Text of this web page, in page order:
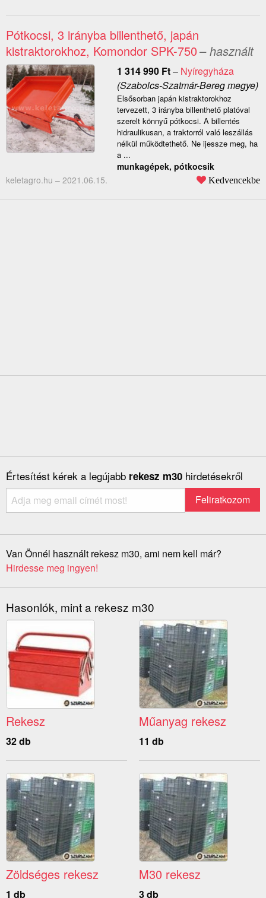
Pótkocsi, 3 irányba billenthető, japán
kistraktorokhoz, Komondor SPK-750– használt
1 314 990 Ft– Nyíregyháza
(Szabolcs-Szatmár-Bereg megye)
Elsősorban japán kistraktorokhoz
tervezett, 3 irányba billenthető platóval
szerelt könnyű pótkocsi. A billentés
hidraulikusan, a traktorról való leszállás
nélkül működtethető. Ne ijessze meg, ha
a ...
munkagépek, pótkocsik
keletagro.hu – 2021.06.15. Kedvencekbe
Értesítést kérek a legújabb rekesz m30 hirdetésekről
Van Önnél használt rekesz m30, ami nem kell már?
Hirdesse meg ingyen!
Hasonlók, mint a rekesz m30
Rekesz
32 db
Műanyag rekesz
11 db
Zöldséges rekesz
1 db
M30 rekesz
3 db